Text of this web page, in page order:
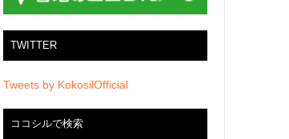
TWITTER
Tweets by KokosilOfficial
ココシルで検索